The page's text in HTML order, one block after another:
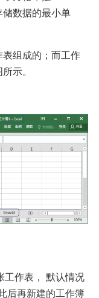
数据的最小单
组成的；而工作
示。
工作表， 默认情况
后再新建的工作簿